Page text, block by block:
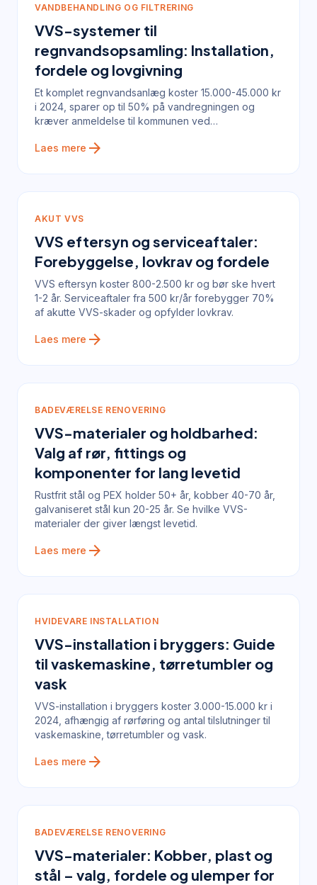
VANDBEHANDLING OG FILTRERING
VVS-systemer til
regnvandsopsamling: Installation,
fordele og lovgivning
Et komplet regnvandsanlæg koster 15.000-45.000 kr
i 2024, sparer op til 50% på vandregningen og
kræver anmeldelse til kommunen ved
Laes mere arrow_forward
AKUT VVS
VVS eftersyn og serviceaftaler:
Forebyggelse, lovkrav og fordele
VVS eftersyn koster 800-2.500 kr og bør ske hvert
1-2 år. Serviceaftaler fra 500 kr/år forebygger 70%
af akutte VVS-skader og opfylder lovkrav.
Laes mere arrow_forward
BADEVÆRELSE RENOVERING
VVS-materialer og holdbarhed:
Valg af rør, fittings og
komponenter for lang levetid
Rustfrit stål og PEX holder 50+ år, kobber 40-70 år,
galvaniseret stål kun 20-25 år. Se hvilke VVS-
materialer der giver længst levetid.
Laes mere arrow_forward
HVIDEVARE INSTALLATION
VVS-installation i bryggers: Guide
til vaskemaskine, tørretumbler og
vask
VVS-installation i bryggers koster 3.000-15.000 kr i
2024, afhængig af rørføring og antal tilslutninger til
vaskemaskine, tørretumbler og vask.
Laes mere arrow_forward
BADEVÆRELSE RENOVERING
VVS-materialer: Kobber, plast og
stål – valg, fordele og ulemper for